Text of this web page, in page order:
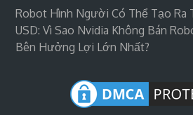
Robot Hình Người Có Thể Tạo Ra
USD: Vì Sao Nvidia Không Bán
Bên Hưởng Lợi Lớn Nhất?